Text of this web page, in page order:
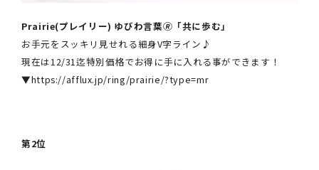
Prairie(プレイリー) ゆびわ言葉🄬「共に歩む」
お手元をスッキリ見せれる細身V字ライン♪
現在は12/31迄特別価格でお得に手に入れる事ができます！
▼https://afflux.jp/ring/prairie/?type=mr
第2位